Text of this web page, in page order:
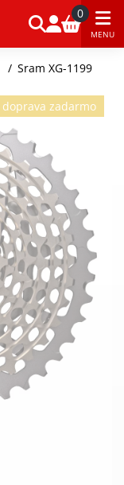
0
MENU
/ Sram XG-1199
doprava zadarmo